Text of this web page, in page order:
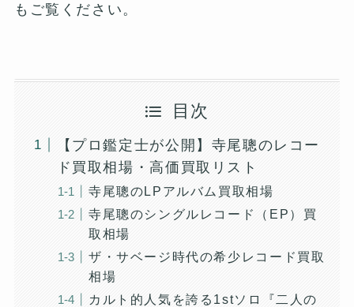
もご覧ください。
目次
【プロ鑑定士が公開】寺尾聰のレコー
ド買取相場・高価買取リスト
寺尾聰のLPアルバム買取相場
寺尾聰のシングルレコード（EP）買
取相場
ザ・サベージ時代の希少レコード買取
相場
カルト的人気を誇る1stソロ『二人の